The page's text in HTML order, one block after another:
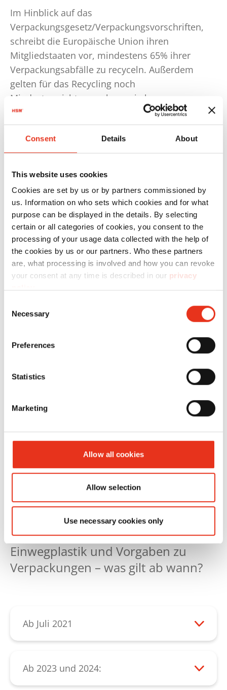
Consent Details About
This website uses cookies
Cookies are set by us or by partners commissioned by
us. Information on who sets which cookies and for what
purpose can be displayed in the details. By selecting
certain or all categories of cookies, you consent to the
processing of your usage data collected with the help of
the cookies by us or our partners. Who these partners
are, what processing is involved and how you can revoke
your consent at any time is described in our privacy
Selection
Necessary
Preferences
Statistics
Marketing
Allow all cookies
Allow selection
Use necessary cookies only
Im Hinblick auf das
Verpackungsgesetz/Verpackungsvorschriften,
schreibt die Europäische Union ihren
Mitgliedstaaten vor, mindestens 65% ihrer
Verpackungsabfälle zu recyceln. Außerdem
gelten für das Recycling noch
Mindestgewichtsvorgaben, wie bspw.:
50 Gewichtsprozent bei Kunststoffen
75 Gewichtsprozent bei Papier und Karton
Gewichtsprozent von Kunststoffabfällen recycelt
werden müssen.
Bis 2030 erhöht sich diese Quote auf 70%. Diese
Vorgaben müssen von den Ländern umgesetzt
und eingehalten werden.
Das deutsche Verpackungsgesetz bspw. ist hier
85% der Papierverpackungsabfälle recycelt
Zusammenfassung: EU-Verbot von
Einwegplastik und Vorgaben zu
Verpackungen – was gilt ab wann?
Ab Juli 2021
Verbot von Inverkehrbringung folgender
Ab 2023 und 2024:
Erweiterte Herstellerverantwortungen